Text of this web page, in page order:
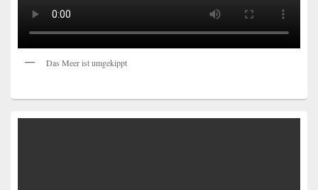
Das Meer ist umgekippt